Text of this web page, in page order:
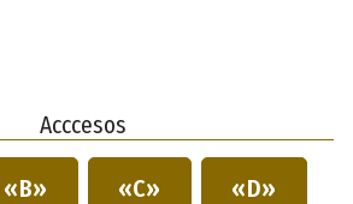
Acccesos
«B» «C» «D»